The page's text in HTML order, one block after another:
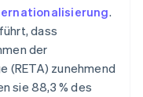
.
dass
der
(RETA) zunehmend
sie 88,3 % des